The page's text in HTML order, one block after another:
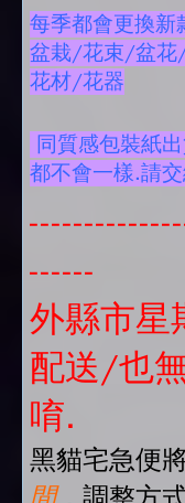
每季都會更換
盆栽/花束/盆花
花材/花器
同質感包裝紙
都不會一樣.請
------
外縣市星
配送/也
唷.
黑貓宅急便